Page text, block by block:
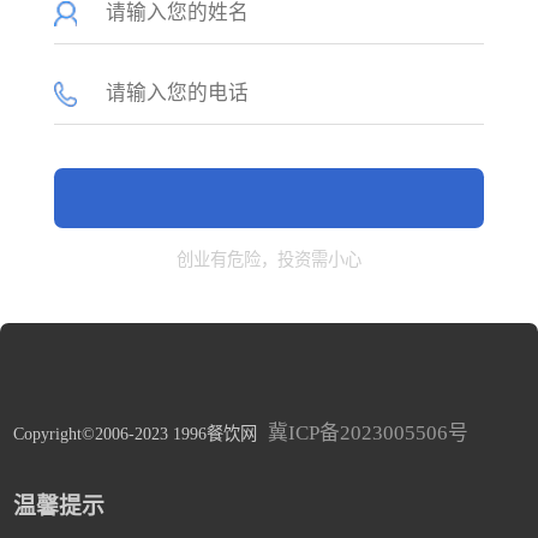
创业有危险，投资需小心
Copyright©2006-2023 1996餐饮网 冀ICP备2023005506号
温馨提示